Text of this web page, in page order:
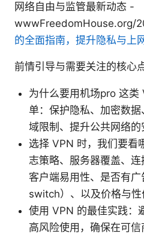
网络自由与监管最新动态 -
wwwFreedomHouse.org/
的全面指南，提升隐私与上
前情引导与需要关注的核心
为什么要用机场pro 这类
单：保护隐私、加密数
域限制、提升公共网络的
选择 VPN 时，我们要看
志策略、服务器覆盖、连
客户端易用性、是否有
switch）、以及价格与性
使用 VPN 的最佳实践：
高风险使用，确保在可